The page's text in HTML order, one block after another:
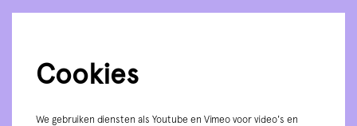
Cookies
We gebruiken diensten als Youtube en Vimeo voor video's en